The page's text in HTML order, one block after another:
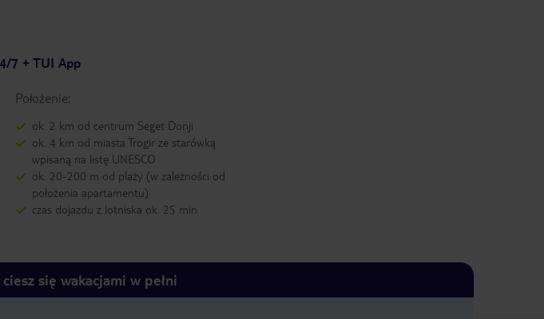
7 + TUI App
Położenie:
ok. 2 km od centrum Seget Donji
ok. 4 km od miasta Trogir ze starówką
wpisaną na listę UNESCO
ok. 20-200 m od plaży (w zależności od
położenia apartamentu)
czas dojazdu z lotniska ok. 25 min
się wakacjami w pełni